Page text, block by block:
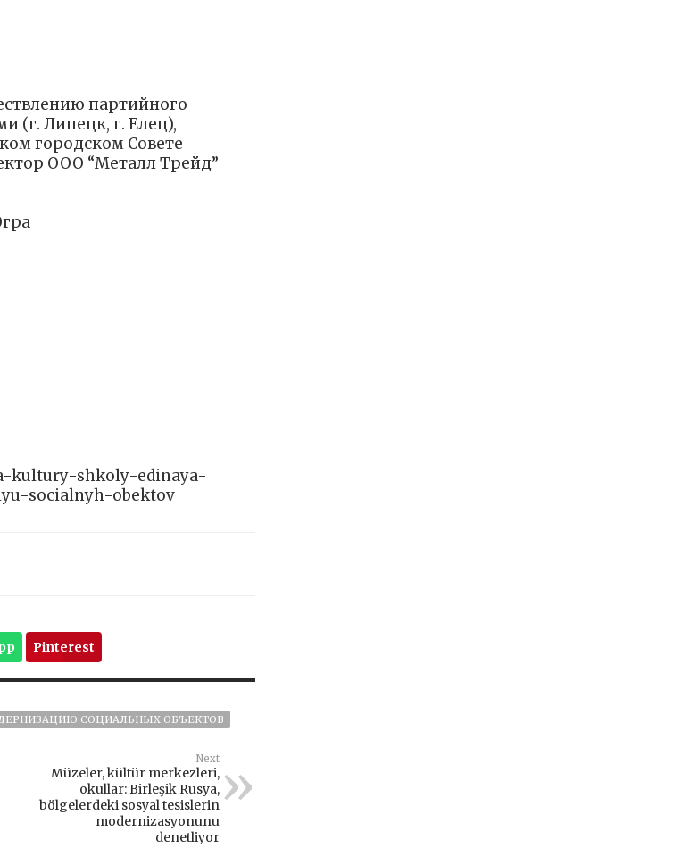
партийного
(г. Липецк, г. Елец),
городском Совете
ООО “Металл Трейд”
kultury-shkoly-edinaya-
socialnyh-obektov
Pinterest
СОЦИАЛЬНЫХ ОБЪЕКТОВ
Next
Müzeler, kültür merkezleri,
okullar: Birleşik Rusya,
bölgelerdeki sosyal tesislerin
modernizasyonunu
denetliyor